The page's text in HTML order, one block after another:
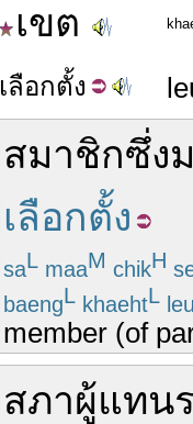
เขต
เลือกตั้ง
สมาชิกซึ่ง
เลือกตั้ง
saL maaM chikH
baengL khaehtL
member (of
สภาผู้แทน